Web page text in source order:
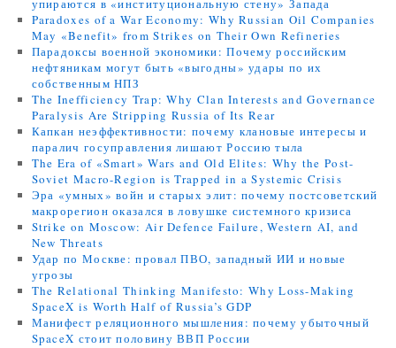
упираются в «институциональную стену» Запада
Paradoxes of a War Economy: Why Russian Oil Companies
May «Benefit» from Strikes on Their Own Refineries
Парадоксы военной экономики: Почему российским
нефтяникам могут быть «выгодны» удары по их
собственным НПЗ
The Inefficiency Trap: Why Clan Interests and Governance
Paralysis Are Stripping Russia of Its Rear
Капкан неэффективности: почему клановые интересы и
паралич госуправления лишают Россию тыла
The Era of «Smart» Wars and Old Elites: Why the Post-
Soviet Macro-Region is Trapped in a Systemic Crisis
Эра «умных» войн и старых элит: почему постсоветский
макрорегион оказался в ловушке системного кризиса
Strike on Moscow: Air Defence Failure, Western AI, and
New Threats
Удар по Москве: провал ПВО, западный ИИ и новые
угрозы
The Relational Thinking Manifesto: Why Loss-Making
SpaceX is Worth Half of Russia’s GDP
Манифест реляционного мышления: почему убыточный
SpaceX стоит половину ВВП России